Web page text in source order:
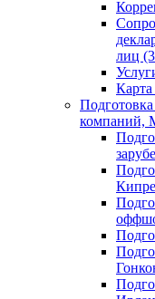
лиц
Карта
Кипре